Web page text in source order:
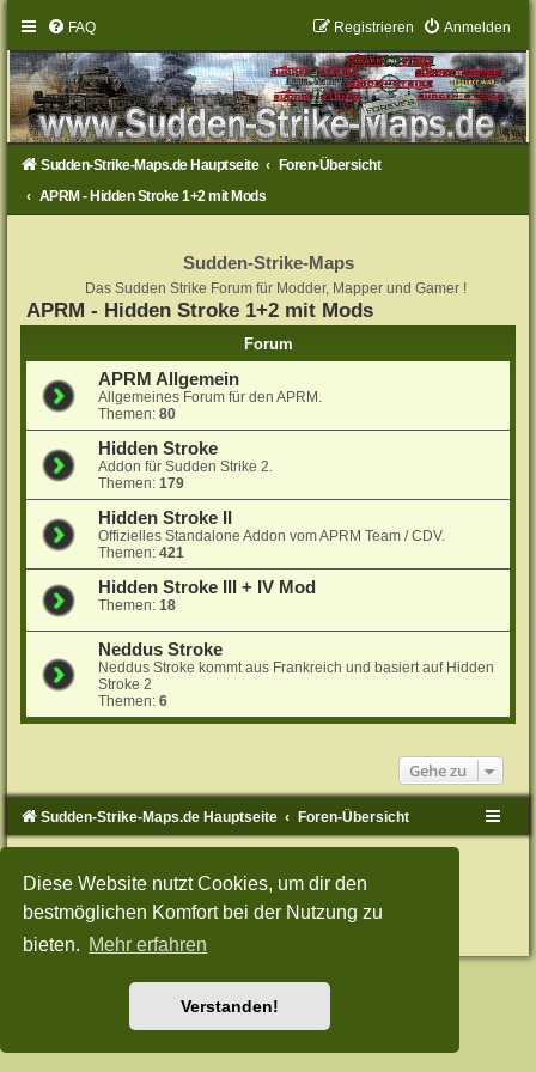
Diese Website nutzt Cookies, um dir den
bestmöglichen Komfort bei der Nutzung zu
bieten. Mehr erfahren
Verstanden!
FAQ Anmelden
Registrieren
Sudden-Strike-Maps.de Hauptseite
Foren-Übersicht
APRM - Hidden Stroke 1+2 mit Mods
Sudden-Strike-Maps
Das Sudden Strike Forum für Modder, Mapper und Gamer !
APRM - Hidden Stroke 1+2 mit Mods
Forum
APRM Allgemein
Allgemeines Forum für den APRM.
Themen:80
Hidden Stroke
Addon für Sudden Strike 2.
Themen:179
Hidden Stroke II
Offizielles Standalone Addon vom APRM Team / CDV.
Themen:421
Hidden Stroke III + IV Mod
Themen:18
Neddus Stroke
Neddus Stroke kommt aus Frankreich und basiert auf Hidden
Stroke 2
Themen:6
Gehe zu
Sudden-Strike-Maps.de Hauptseite Foren-Übersicht
Deutsche Übersetzung durchphpBB.de
Datenschutz |Nutzungsbedingungen